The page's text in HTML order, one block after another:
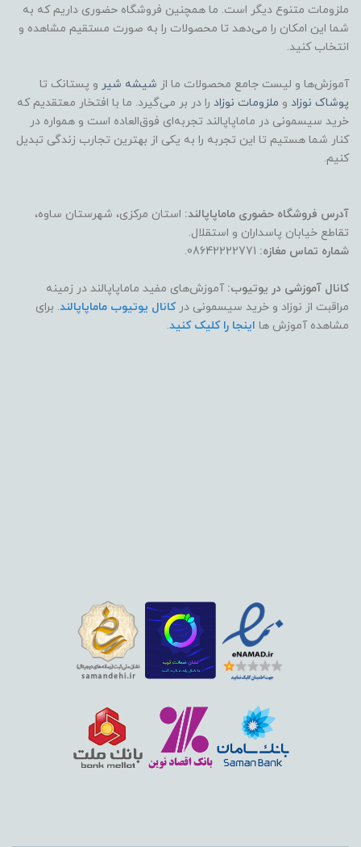
ملزومات متنوع دیگر است. ما همچنین فروشگاه حضوری داریم که به
شما این امکان را می‌دهد تا محصولات را به صورت مستقیم مشاهده و
انتخاب کنید.
آموزش‌ها و لیست جامع محصولات ما از شیشه شیر و پستانک تا
پوشاک نوزاد و ملزومات نوزاد را در بر می‌گیرد. ما با افتخار معتقدیم که
خرید سیسمونی در ماماپاپالند تجربه‌ای فوق‌العاده است و همواره در
کنار شما هستیم تا این تجربه را به یکی از بهترین تجارب زندگی تبدیل
کنیم.
آدرس فروشگاه حضوری ماماپاپالند: استان مرکزی، شهرستان ساوه،
تقاطع خیابان پاسداران و استقلال.
شماره تماس مغازه:
کانال آموزشی در یوتیوب: آموزش‌های مفید ماماپاپالند در زمینه
مراقبت از نوزاد و خرید سیسمونی درکانال یوتیوب ماماپاپالند. برای
مشاهده آموزش ها اینجا را کلیک کنید.